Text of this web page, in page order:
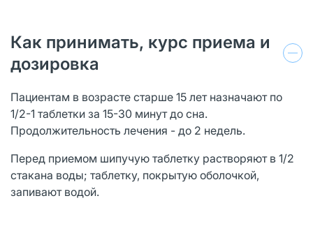
Как принимать, курс приема и
дозировка
Пациентам в возрасте старше 15 лет назначают по
1/2-1 таблетки за 15-30 минут до сна.
Продолжительность лечения - до 2 недель.
Перед приемом шипучую таблетку растворяют в 1/2
стакана воды; таблетку, покрытую оболочкой,
запивают водой.